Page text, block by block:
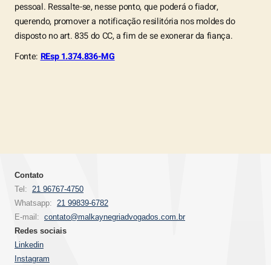
pessoal. Ressalte-se, nesse ponto, que poderá o fiador,
querendo, promover a notificação resilitória nos moldes do
disposto no art. 835 do CC, a fim de se exonerar da fiança.
Fonte:REsp 1.374.836-MG
Contato
Tel: 21 96767-4750
Whatsapp: 21 99839-6782
E-mail: contato@malkaynegriadvogados.com.br
Redes sociais
Linkedin
Instagram